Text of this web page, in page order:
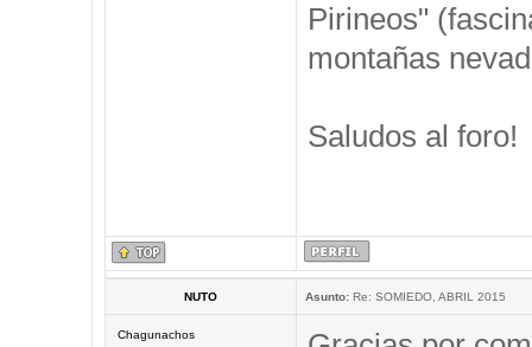
Pirineos"
montañas
Saludos al foro!
NUTO Asunto:Re: SOMIEDO, ABRIL 2015
Chagunachos